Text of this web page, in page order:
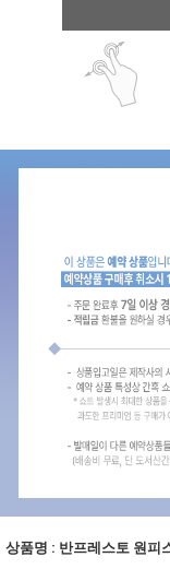
상품명 : 반프레스토 원피